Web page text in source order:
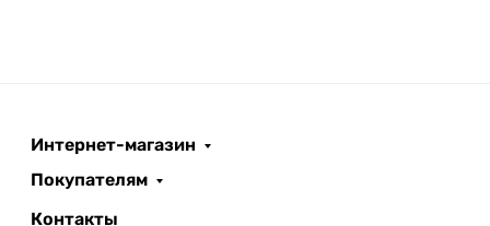
Интернет-магазин
Покупателям
Контакты